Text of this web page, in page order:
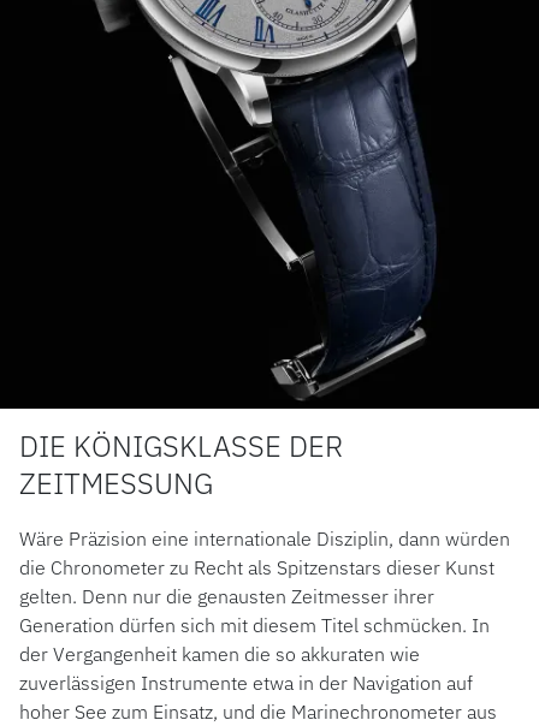
ROLEX CERTIFIED PRE-OWNED
ÜBER UNS
DIE KÖNIGSKLASSE DER
ZEITMESSUNG
Wäre Präzision eine internationale Disziplin, dann würden
die Chronometer zu Recht als Spitzenstars dieser Kunst
gelten. Denn nur die genausten Zeitmesser ihrer
Generation dürfen sich mit diesem Titel schmücken. In
der Vergangenheit kamen die so akkuraten wie
zuverlässigen Instrumente etwa in der Navigation auf
hoher See zum Einsatz, und die Marinechronometer aus